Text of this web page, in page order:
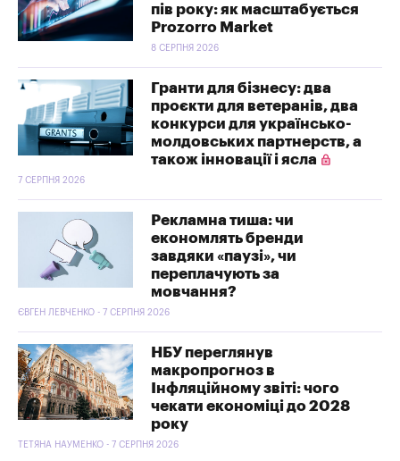
пів року: як масштабується
Prozorro Market
8 СЕРПНЯ 2026
Гранти для бізнесу: два
проєкти для ветеранів, два
конкурси для українсько-
молдовських партнерств, а
також інновації і ясла
7 СЕРПНЯ 2026
Рекламна тиша: чи
економлять бренди
завдяки «паузі», чи
переплачують за
мовчання?
ЄВГЕН ЛЕВЧЕНКО - 7 СЕРПНЯ 2026
НБУ переглянув
макропрогноз в
Інфляційному звіті: чого
чекати економіці до 2028
року
ТЕТЯНА НАУМЕНКО - 7 СЕРПНЯ 2026